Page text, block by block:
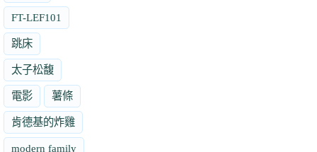
FT-LEF101
跳床
太子松馥
電影 薯條
肯德基的炸雞
modern family